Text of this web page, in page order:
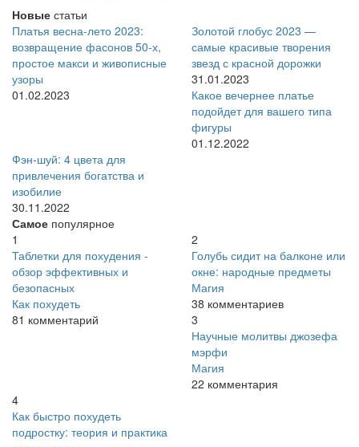
Новые статьи
Платья весна-лето 2023:
возвращение фасонов 50-х,
простое макси и живописные
узоры
01.02.2023
Золотой глобус 2023 —
самые красивые творения
звезд с красной дорожки
31.01.2023
Какое вечернее платье
подойдет для вашего типа
фигуры
01.12.2022
Фэн-шуй: 4 цвета для
привлечения богатства и
изобилие
30.11.2022
Самое популярное
1
Таблетки для похудения -
обзор эффективных и
безопасных
Как похудеть
81 комментарий
2
Голубь сидит на балконе или
окне: народные предметы
Магия
38 комментариев
3
Научные молитвы джозефа
мэрфи
Магия
22 комментария
4
Как быстро похудеть
подростку: теория и практика